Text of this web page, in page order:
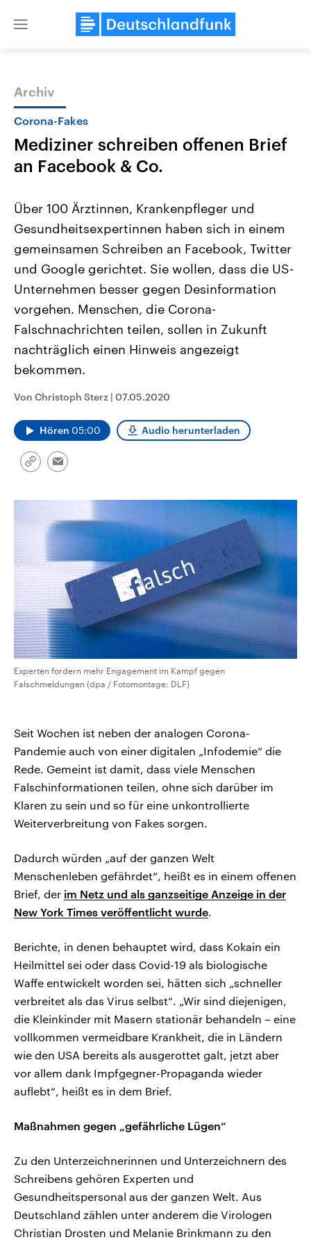
Close
Themen
Landtagswahl Sachsen-Anhalt
2026
Alle Informationen
Sachsen-Anhalt wählt am 6.
September 2026 einen neuen
Landtag. Seit 2021 wird das
Bundesland von einer Koalition aus
CDU, SPD und FDP regiert.-
Umfragen, Prognosen,
Wahlprogramme, aktuelle Berichte
und Hintergründe zu den Parteien
und Kandidaten der anstehenden
Wahl.
USA
Aktuelle Beiträge,
Hintergründe
Wirtschaftlich und
gehören die Vereinigten
den mächtigsten Ländern
mit großem Einfluss auf
Sendungen Programm Podcasts
Archiv
Corona-Fakes
Mediziner schreiben offenen Brief
an Facebook & Co.
Über 100 Ärztinnen, Krankenpfleger und
Gesundheitsexpertinnen haben sich in einem
gemeinsamen Schreiben an Facebook, Twitter
und Google gerichtet. Sie wollen, dass die US-
Unternehmen besser gegen Desinformation
vorgehen. Menschen, die Corona-
Falschnachrichten teilen, sollen in Zukunft
nachträglich einen Hinweis angezeigt
bekommen.
Von Christoph Sterz | 07.05.2020
Hören 05:00 Audio herunterladen
Link
Email
Experten fordern mehr Engagement im Kampf gegen
Falschmeldungen (dpa / Fotomontage: DLF)
Seit Wochen ist neben der analogen Corona-
Pandemie auch von einer digitalen „Infodemie“ die
Rede. Gemeint ist damit, dass viele Menschen
Falschinformationen teilen, ohne sich darüber im
Klaren zu sein und so für eine unkontrollierte
Weiterverbreitung von Fakes sorgen.
Dadurch würden „auf der ganzen Welt
Menschenleben gefährdet“, heißt es in einem offenen
Brief, der im Netz und als ganzseitige Anzeige in der
New York Times veröffentlicht wurde.
Berichte, in denen behauptet wird, dass Kokain ein
Heilmittel sei oder dass Covid-19 als biologische
Waffe entwickelt worden sei, hätten sich „schneller
verbreitet als das Virus selbst“. „Wir sind diejenigen,
die Kleinkinder mit Masern stationär behandeln – eine
vollkommen vermeidbare Krankheit, die in Ländern
wie den USA bereits als ausgerottet galt, jetzt aber
vor allem dank Impfgegner-Propaganda wieder
auflebt“, heißt es in dem Brief.
Maßnahmen gegen „gefährliche Lügen“
Zu den Unterzeichnerinnen und Unterzeichnern des
Schreibens gehören Experten und
Gesundheitspersonal aus der ganzen Welt. Aus
Deutschland zählen unter anderem die Virologen
Christian Drosten und Melanie Brinkmann zu den